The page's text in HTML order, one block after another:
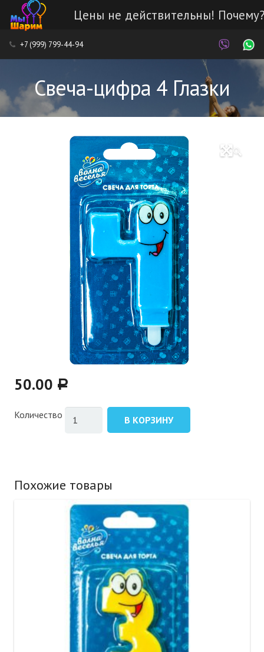
Цены не действительны!
Каталог
Услуги
Доставка и оплата
+7 (999) 799-44-94
Свеча-цифра 4 Глазки
🔍
50.00 Р
Количество В КОРЗИНУ
Похожие товары